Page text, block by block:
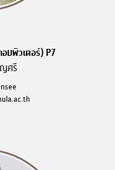
อมพิวเตอร์) P7
ศรี